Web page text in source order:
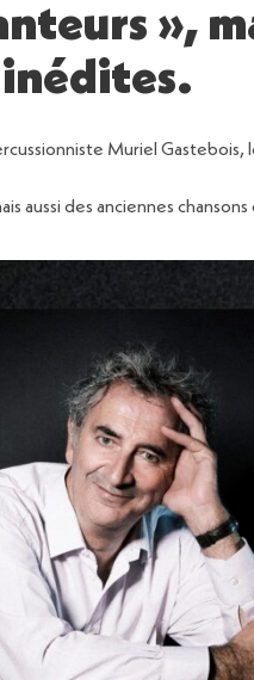
»,
inédites.
Muriel Gastebois,
aussi des anciennes